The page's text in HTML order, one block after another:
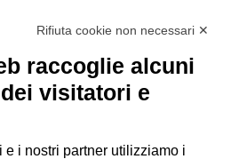
Rifiuta cookie non necessari ✕
raccoglie alcuni
visitatori e
i nostri partner utilizziamo i